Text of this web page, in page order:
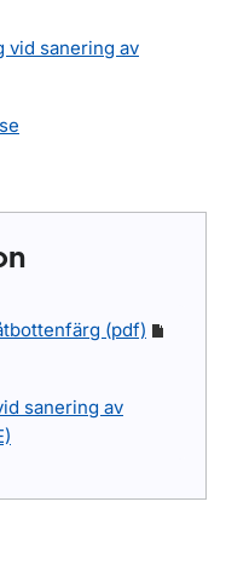
vid sanering av
(pdf)
sanering av